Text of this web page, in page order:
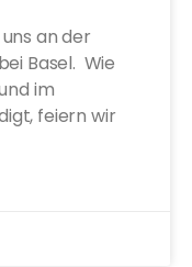
an der
Basel. Wie
im
feiern wir